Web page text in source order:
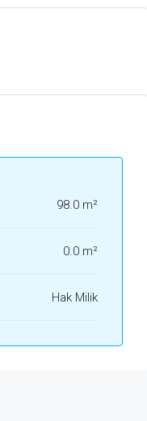
98.0 m²
0.0 m²
Hak Milik